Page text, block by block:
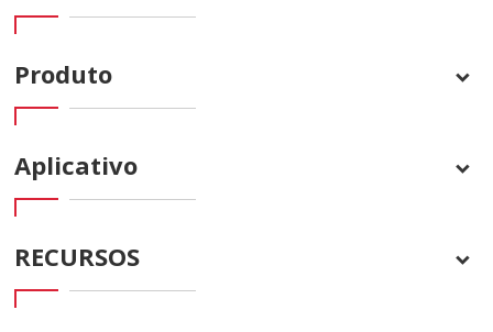
Produto
Aplicativo
RECURSOS